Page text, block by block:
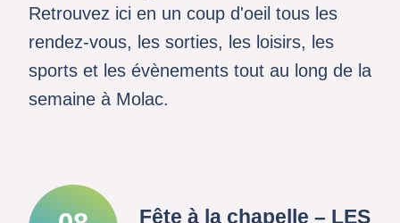
Retrouvez ici en un coup d'oeil tous les
rendez-vous, les sorties, les loisirs, les
sports et les évènements tout au long de la
semaine à Molac.
Fête à la chapelle – LES